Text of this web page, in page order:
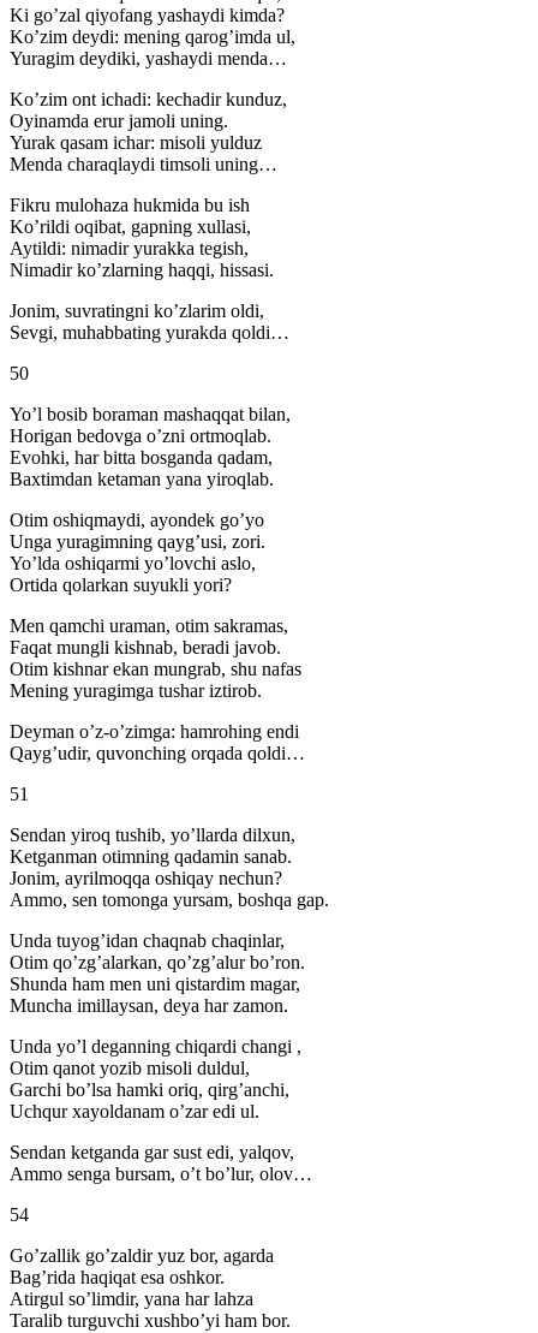
Ki go’zal qiyofang yashaydi kimda?
Ko’zim deydi: mening qarog’imda ul,
Yuragim deydiki, yashaydi menda…
Ko’zim ont ichadi: kechadir kunduz,
Oyinamda erur jamoli uning.
Yurak qasam ichar: misoli yulduz
Menda charaqlaydi timsoli uning…
Fikru mulohaza hukmida bu ish
Ko’rildi oqibat, gapning xullasi,
Aytildi: nimadir yurakka tegish,
Nimadir ko’zlarning haqqi, hissasi.
Jonim, suvratingni ko’zlarim oldi,
Sevgi, muhabbating yurakda qoldi…
50
Yo’l bosib boraman mashaqqat bilan,
Horigan bedovga o’zni ortmoqlab.
Evohki, har bitta bosganda qadam,
Baxtimdan ketaman yana yiroqlab.
Otim oshiqmaydi, ayondek go’yo
Unga yuragimning qayg’usi, zori.
Yo’lda oshiqarmi yo’lovchi aslo,
Ortida qolarkan suyukli yori?
Men qamchi uraman, otim sakramas,
Faqat mungli kishnab, beradi javob.
Otim kishnar ekan mungrab, shu nafas
Mening yuragimga tushar iztirob.
Deyman o’z-o’zimga: hamrohing endi
Qayg’udir, quvonching orqada qoldi…
51
Sendan yiroq tushib, yo’llarda dilxun,
Ketganman otimning qadamin sanab.
Jonim, ayrilmoqqa oshiqay nechun?
Ammo, sen tomonga yursam, boshqa gap.
Unda tuyog’idan chaqnab chaqinlar,
Otim qo’zg’alarkan, qo’zg’alur bo’ron.
Shunda ham men uni qistardim magar,
Muncha imillaysan, deya har zamon.
Unda yo’l deganning chiqardi changi ,
Otim qanot yozib misoli duldul,
Garchi bo’lsa hamki oriq, qirg’anchi,
Uchqur xayoldanam o’zar edi ul.
Sendan ketganda gar sust edi, yalqov,
Ammo senga bursam, o’t bo’lur, olov…
54
Go’zallik go’zaldir yuz bor, agarda
Bag’rida haqiqat esa oshkor.
Atirgul so’limdir, yana har lahza
Taralib turguvchi xushbo’yi ham bor.